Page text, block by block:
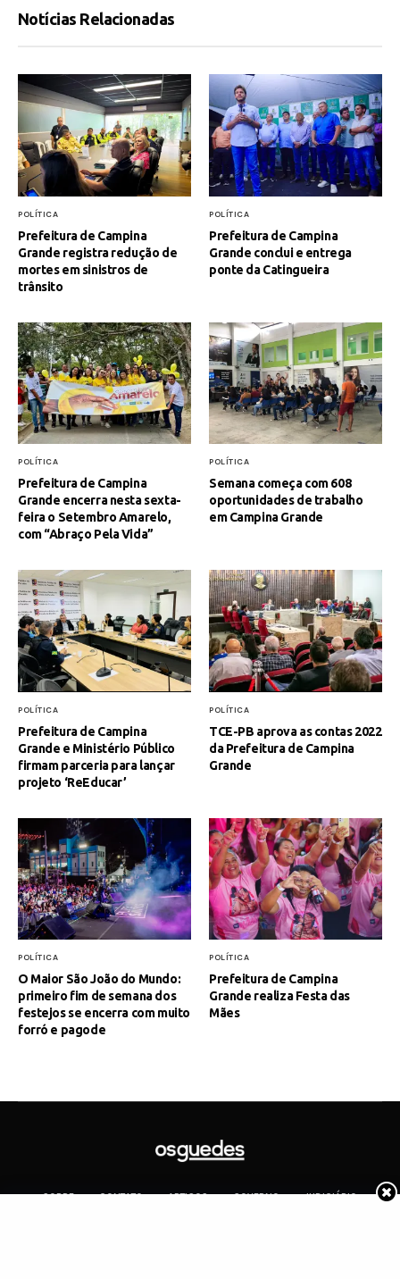
Notícias Relacionadas
POLÍTICA
Prefeitura de Campina
Grande registra redução de
mortes em sinistros de
trânsito
POLÍTICA
Prefeitura de Campina
Grande conclui e entrega
ponte da Catingueira
POLÍTICA
Prefeitura de Campina
Grande encerra nesta sexta-
feira o Setembro Amarelo,
com “Abraço Pela Vida”
POLÍTICA
Semana começa com 608
oportunidades de trabalho
em Campina Grande
POLÍTICA
Prefeitura de Campina
Grande e Ministério Público
firmam parceria para lançar
projeto ‘ReEducar’
POLÍTICA
TCE-PB aprova as contas 2022
da Prefeitura de Campina
Grande
POLÍTICA
O Maior São João do Mundo:
primeiro fim de semana dos
festejos se encerra com muito
forró e pagode
POLÍTICA
Prefeitura de Campina
Grande realiza Festa das
Mães
SOBRE CONTATO ARTIGOS GOVERNO
JUDICIÁRIO